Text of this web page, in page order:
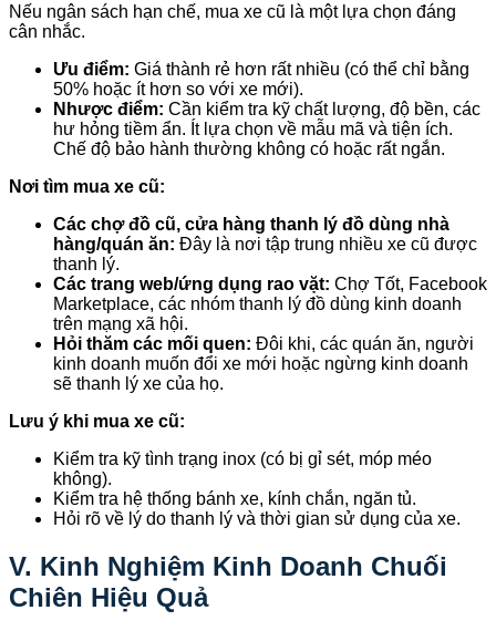
Nếu ngân sách hạn chế, mua xe cũ là một lựa chọn đáng
cân nhắc.
Ưu điểm: Giá thành rẻ hơn rất nhiều (có thể chỉ bằng
50% hoặc ít hơn so với xe mới).
Nhược điểm: Cần kiểm tra kỹ chất lượng, độ bền, các
hư hỏng tiềm ẩn. Ít lựa chọn về mẫu mã và tiện ích.
Chế độ bảo hành thường không có hoặc rất ngắn.
Nơi tìm mua xe cũ:
Các chợ đồ cũ, cửa hàng thanh lý đồ dùng nhà
hàng/quán ăn: Đây là nơi tập trung nhiều xe cũ được
thanh lý.
Các trang web/ứng dụng rao vặt: Chợ Tốt, Facebook
Marketplace, các nhóm thanh lý đồ dùng kinh doanh
trên mạng xã hội.
Hỏi thăm các mối quen: Đôi khi, các quán ăn, người
kinh doanh muốn đổi xe mới hoặc ngừng kinh doanh
sẽ thanh lý xe của họ.
Lưu ý khi mua xe cũ:
Kiểm tra kỹ tình trạng inox (có bị gỉ sét, móp méo
không).
Kiểm tra hệ thống bánh xe, kính chắn, ngăn tủ.
Hỏi rõ về lý do thanh lý và thời gian sử dụng của xe.
V. Kinh Nghiệm Kinh Doanh Chuối
Chiên Hiệu Quả